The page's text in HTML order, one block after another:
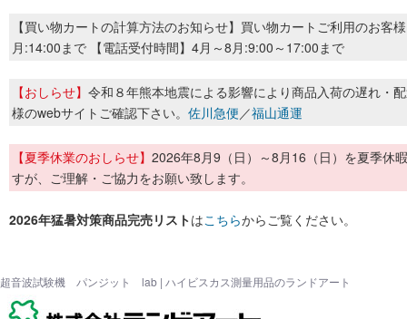
【買い物カートの計算方法のお知らせ】買い物カートご利用のお客
月:14:00まで 【電話受付時間】4月～8月:9:00～17:00まで
【おしらせ】 令和８年熊本地震による影響により商品入荷の遅れ・
様のwebサイトご確認下さい。 佐川急便／福山通運
【夏季休業のおしらせ】 2026年8月9（日）～8月16（日）を夏季休
すが、ご理解・ご協力をお願い致します。
2026年猛暑対策商品完売リストはこちらからご覧ください。
超音波試験機 パンジット lab | ハイビスカス測量用品のランドアート